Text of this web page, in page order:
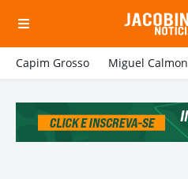
Capim Grosso Miguel Calmon